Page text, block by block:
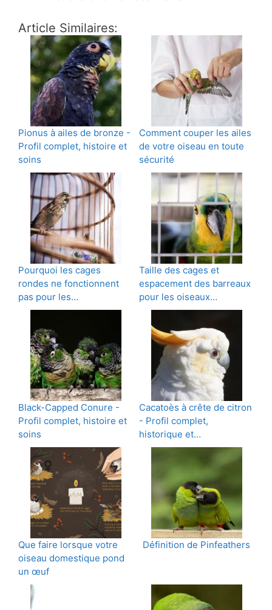
Article Similaires:
Pionus à ailes de bronze -
Profil complet, histoire et
soins
Comment couper les ailes
de votre oiseau en toute
sécurité
Pourquoi les cages
rondes ne fonctionnent
pas pour les…
Taille des cages et
espacement des barreaux
pour les oiseaux…
Black-Capped Conure -
Profil complet, histoire et
soins
Cacatoès à crête de citron
- Profil complet,
historique et…
Que faire lorsque votre
oiseau domestique pond
un œuf
Définition de Pinfeathers